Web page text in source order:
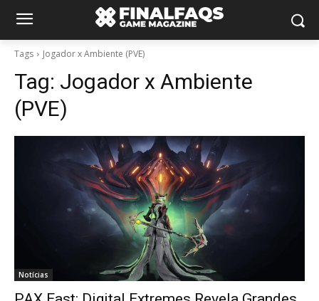
Tags Jogador x Ambiente (PVE)
Tag: Jogador x Ambiente
(PVE)
Notícias